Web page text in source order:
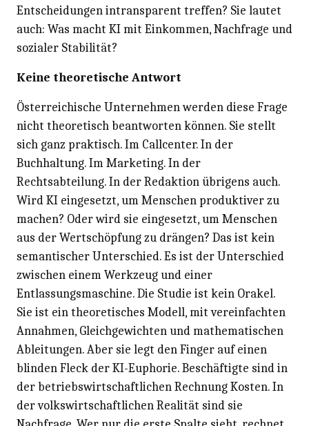
Entscheidungen intransparent treffen? Sie lautet
auch: Was macht KI mit Einkommen, Nachfrage und
sozialer Stabilität?
Keine theoretische Antwort
Österreichische Unternehmen werden diese Frage
nicht theoretisch beantworten können. Sie stellt
sich ganz praktisch. Im Callcenter. In der
Buchhaltung. Im Marketing. In der
Rechtsabteilung. In der Redaktion übrigens auch.
Wird KI eingesetzt, um Menschen produktiver zu
machen? Oder wird sie eingesetzt, um Menschen
aus der Wertschöpfung zu drängen? Das ist kein
semantischer Unterschied. Es ist der Unterschied
zwischen einem Werkzeug und einer
Entlassungsmaschine. Die Studie ist kein Orakel.
Sie ist ein theoretisches Modell, mit vereinfachten
Annahmen, Gleichgewichten und mathematischen
Ableitungen. Aber sie legt den Finger auf einen
blinden Fleck der KI-Euphorie. Beschäftigte sind in
der betriebswirtschaftlichen Rechnung Kosten. In
der volkswirtschaftlichen Realität sind sie